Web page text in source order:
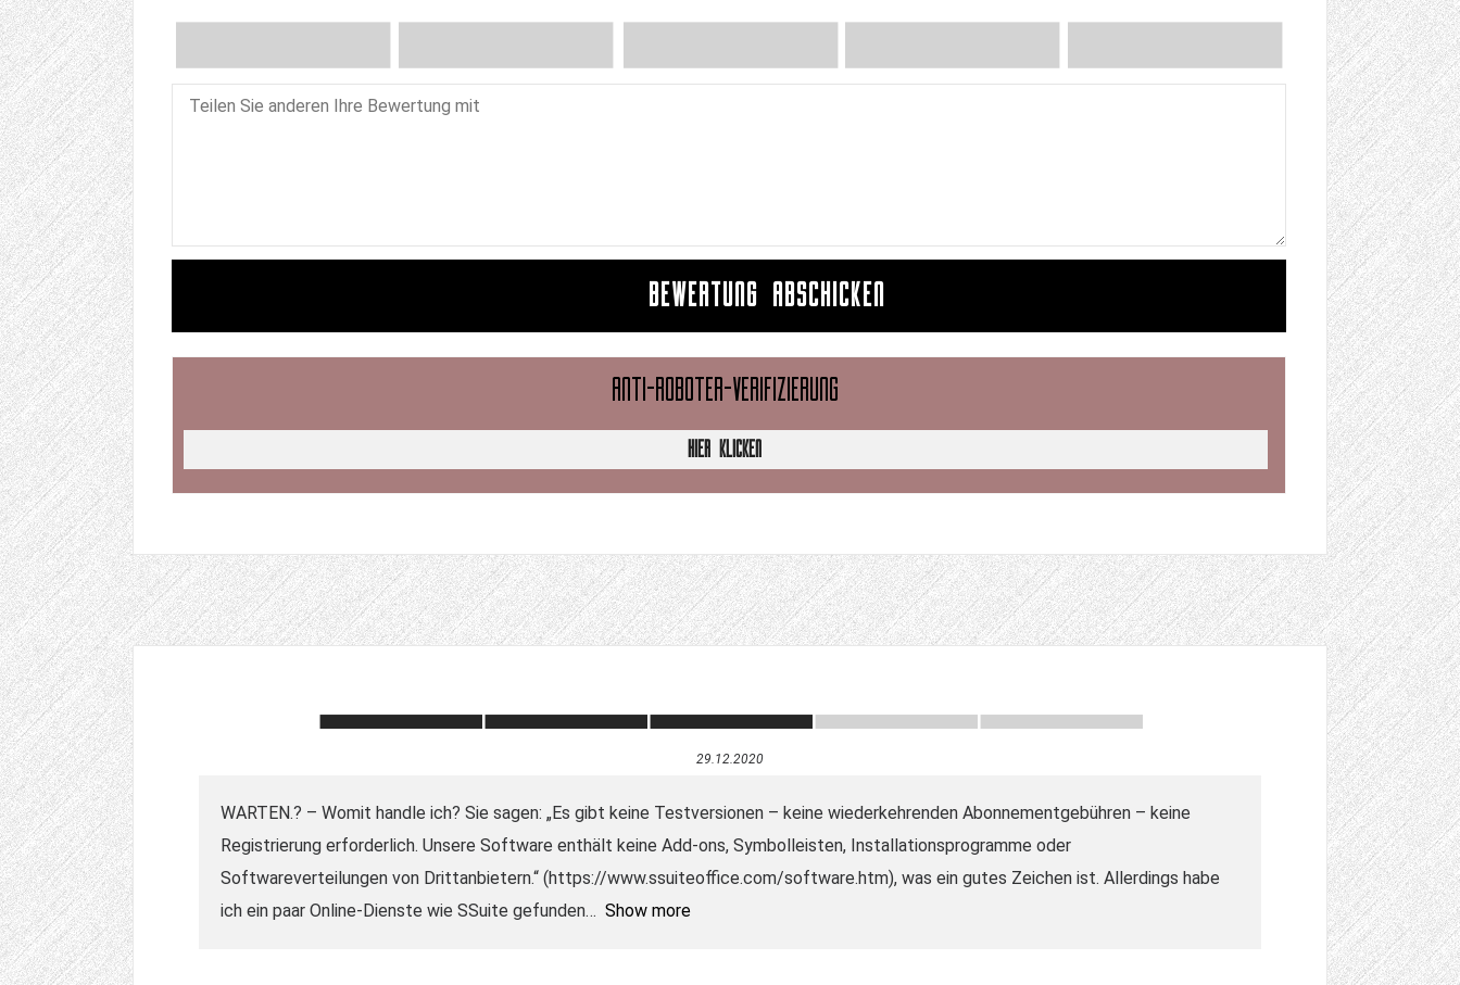
BEWERTUNG ABSCHICKEN
ANTI-ROBOTER-VERIFIZIERUNG
HIER KLICKEN
29.12.2020
WARTEN.? – Womit handle ich? Sie sagen: „Es gibt keine Testversionen – keine wiederkehrenden Abonnementgebühren – keine
Registrierung erforderlich. Unsere Software enthält keine Add-ons, Symbolleisten, Installationsprogramme oder
Softwareverteilungen von Drittanbietern.“ (https://www.ssuiteoffice.com/software.htm), was ein gutes Zeichen ist. Allerdings habe
ich ein paar Online-Dienste wie SSuite gefunden
Show more